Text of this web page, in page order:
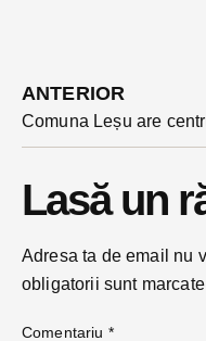
ANTERIOR
Lasă un
Adresa ta de email nu
obligatorii sunt
Comentariu *